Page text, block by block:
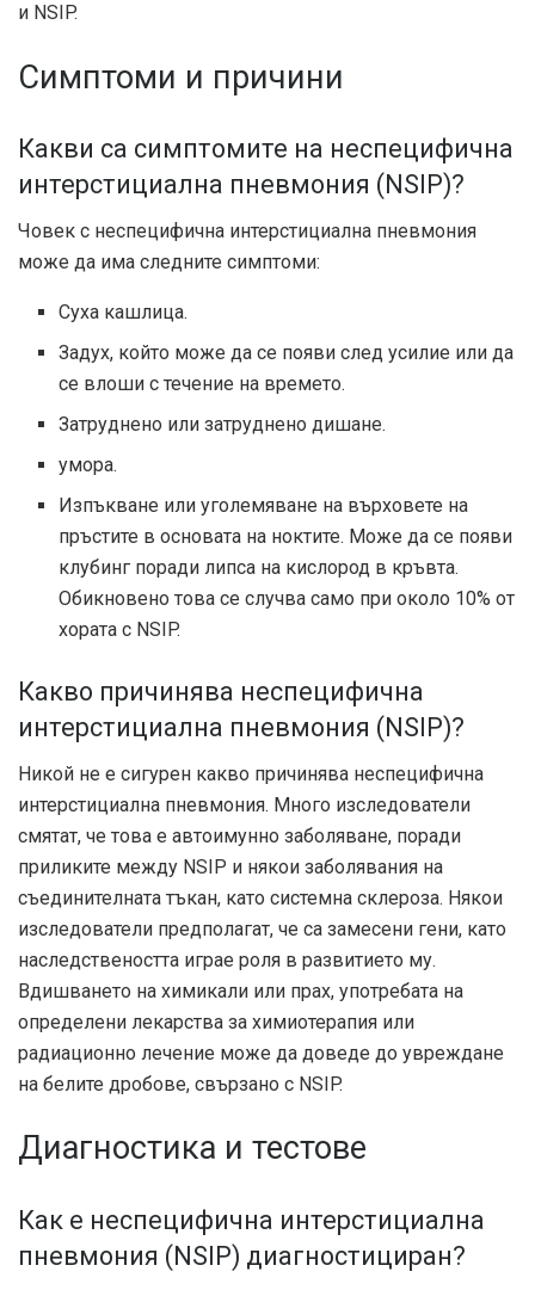
и NSIP.
Симптоми и причини
Какви са симптомите на неспецифична
интерстициална пневмония (NSIP)?
Човек с неспецифична интерстициална пневмония
може да има следните симптоми:
Суха кашлица.
Задух, който може да се появи след усилие или да
се влоши с течение на времето.
Затруднено или затруднено дишане.
умора.
Изпъкване или уголемяване на върховете на
пръстите в основата на ноктите. Може да се появи
клубинг поради липса на кислород в кръвта.
Обикновено това се случва само при около 10% от
хората с NSIP.
Какво причинява неспецифична
интерстициална пневмония (NSIP)?
Никой не е сигурен какво причинява неспецифична
интерстициална пневмония. Много изследователи
смятат, че това е автоимунно заболяване, поради
приликите между NSIP и някои заболявания на
съединителната тъкан, като системна склероза. Някои
изследователи предполагат, че са замесени гени, като
наследствеността играе роля в развитието му.
Вдишването на химикали или прах, употребата на
определени лекарства за химиотерапия или
радиационно лечение може да доведе до увреждане
на белите дробове, свързано с NSIP.
Диагностика и тестове
Как е неспецифична интерстициална
пневмония (NSIP) диагностициран?